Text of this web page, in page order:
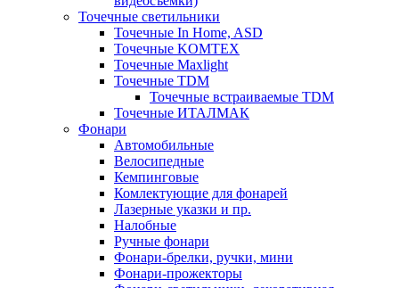
Точечные светильники
Точечные In Home, ASD
Точечные KOMTEX
Точечные Maxlight
Точечные TDM
Точечные встраиваемые TDM
Точечные ИТАЛМАК
Фонари
Автомобильные
Велосипедные
Кемпинговые
Комлектующие для фонарей
Лазерные указки и пр.
Налобные
Ручные фонари
Фонари-брелки, ручки, мини
Фонари-прожекторы